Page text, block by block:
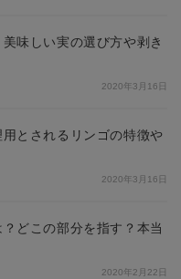
味しい実の選び方や剥き
2020年3月16日
とされるリンゴの特徴や
2020年3月16日
どこの部分を指す？本当
2020年2月22日